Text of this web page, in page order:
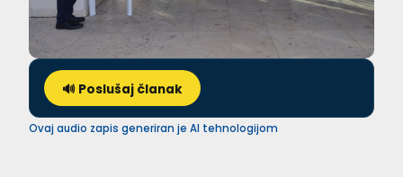
🔊 Poslušaj članak
Ovaj audio zapis generiran je AI tehnologijom